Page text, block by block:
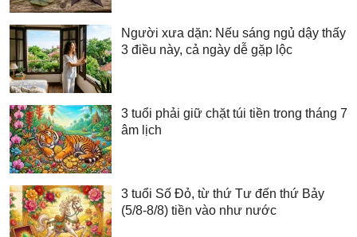
Người xưa dặn: Nếu sáng ngủ dậy thấy
3 điều này, cả ngày dễ gặp lộc
3 tuổi phải giữ chặt túi tiền trong tháng 7
âm lịch
3 tuổi Số Đỏ, từ thứ Tư đến thứ Bảy
(5/8-8/8) tiền vào như nước